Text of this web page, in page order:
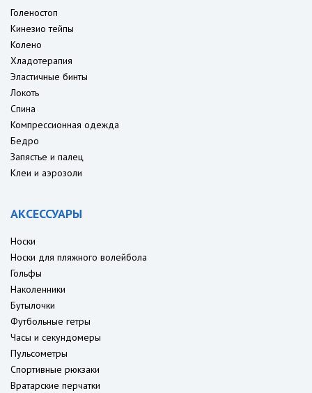
Голеностоп
Кинезио тейпы
Колено
Хладотерапия
Эластичные бинты
Локоть
Спина
Компрессионная одежда
Бедро
Запястье и палец
Клеи и аэрозоли
АКСЕССУАРЫ
Носки
Носки для пляжного волейбола
Гольфы
Наколенники
Бутылочки
Футбольные гетры
Часы и секундомеры
Пульсометры
Спортивные рюкзаки
Вратарские перчатки